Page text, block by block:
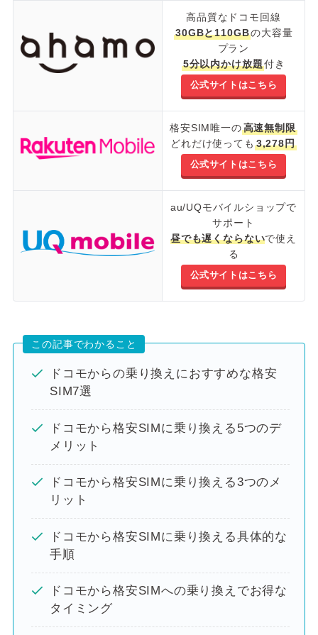
高品質なドコモ回線
30GBと110GBの大容量
プラン
5分以内かけ放題付き
公式サイトはこちら
格安SIM唯一の高速無制限
どれだけ使っても 3,278円
公式サイトはこちら
au/UQモバイルショップで
サポート
昼でも遅くならないで使え
る
公式サイトはこちら
この記事でわかること
ドコモからの乗り換えにおすすめな格安
SIM7選
ドコモから格安SIMに乗り換える5つのデ
メリット
ドコモから格安SIMに乗り換える3つのメ
リット
ドコモから格安SIMに乗り換える具体的な
手順
ドコモから格安SIMへの乗り換えでお得な
タイミング